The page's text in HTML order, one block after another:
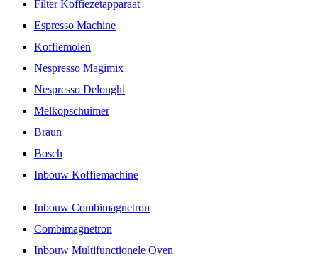
Filter Koffiezetapparaat
Espresso Machine
Koffiemolen
Nespresso Magimix
Nespresso Delonghi
Melkopschuimer
Braun
Bosch
Inbouw Koffiemachine
Inbouw Combimagnetron
Combimagnetron
Inbouw Multifunctionele Oven